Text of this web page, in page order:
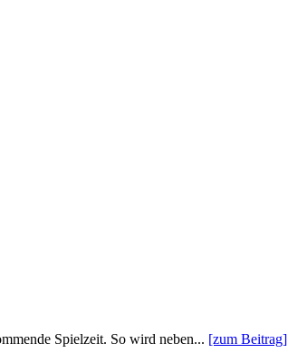
Spielzeit. So wird neben... [zum Beitrag]